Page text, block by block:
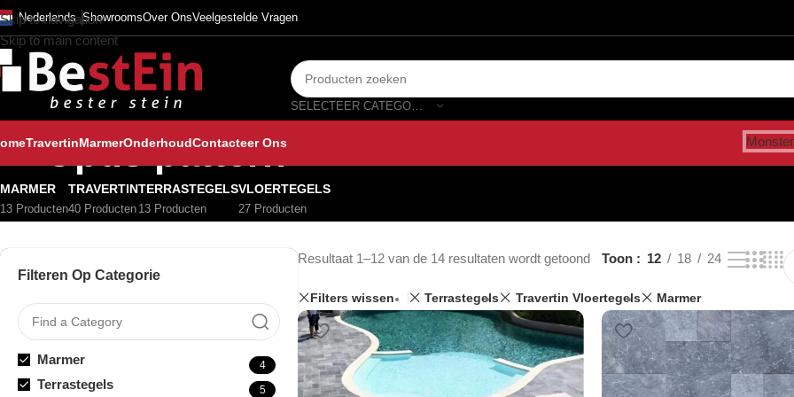
Skip to navigation
Skip to main content
Nederlands ShowroomsOver OnsVeelgestelde Vragen
TravertinMarmerOnderhoudContacteer Ons
Opus pattern
MARMER
13 Producten
TRAVERTIN
40 Producten
TERRASTEGELS
13 Producten
VLOERTEGELS
27 Producten
Filteren Op Categorie
Marmer 4
Terrastegels 5
Resultaat 1–12 van de 14 resultaten wordt getoond Toon 12 18 24
Filters wissen Terrastegels Travertin Vloertegels Marmer